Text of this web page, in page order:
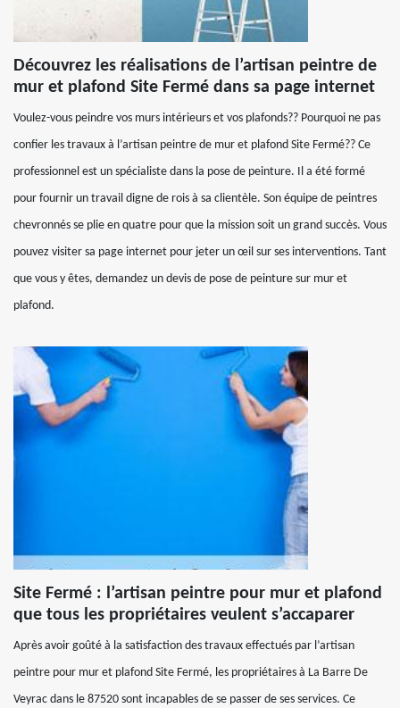
Découvrez les réalisations de l’artisan peintre de
mur et plafond Site Fermé dans sa page internet
Voulez-vous peindre vos murs intérieurs et vos plafonds?? Pourquoi ne pas
confier les travaux à l’artisan peintre de mur et plafond Site Fermé?? Ce
professionnel est un spécialiste dans la pose de peinture. Il a été formé
pour fournir un travail digne de rois à sa clientèle. Son équipe de peintres
chevronnés se plie en quatre pour que la mission soit un grand succès. Vous
pouvez visiter sa page internet pour jeter un œil sur ses interventions. Tant
que vous y êtes, demandez un devis de pose de peinture sur mur et
plafond.
Site Fermé : l’artisan peintre pour mur et plafond
que tous les propriétaires veulent s’accaparer
Après avoir goûté à la satisfaction des travaux effectués par l’artisan
peintre pour mur et plafond Site Fermé, les propriétaires à La Barre De
Veyrac dans le 87520 sont incapables de se passer de ses services. Ce